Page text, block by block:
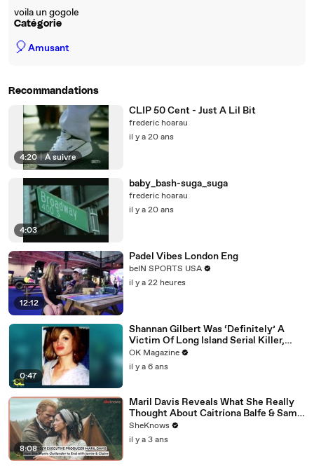
voila un gogole
Catégorie
🎈Amusant
Recommandations
4:20 | À suivre
CLIP 50 Cent - Just A Lil Bit
frederic hoarau
il y a 20 ans
4:03
baby_bash-suga_suga
frederic hoarau
il y a 20 ans
12:12
Padel Vibes London Eng
beIN SPORTS USA
il y a 22 heures
0:47
Shannan Gilbert Was ‘Definitely’ A
Victim Of Long Island Serial Killer,
Says Her Sister: Watch
OK Magazine
il y a 6 ans
8:08
Maril Davis Reveals What She Really
Thought About Caitríona Balfe & Sam
Heughan's Chemistry Test & How
She'd Like "Outlander" to End
SheKnows
il y a 3 ans